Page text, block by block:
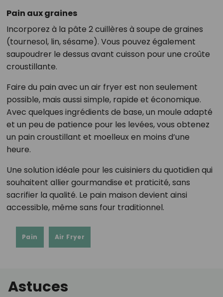
Pain aux graines
Incorporez à la pâte 2 cuillères à soupe de graines
(tournesol, lin, sésame). Vous pouvez également
saupoudrer le dessus avant cuisson pour une croûte
croustillante.
Faire du pain avec un air fryer est non seulement
possible, mais aussi simple, rapide et économique.
Avec quelques ingrédients de base, un moule adapté
et un peu de patience pour les levées, vous obtenez
un pain croustillant et moelleux en moins d’une
heure.
Une solution idéale pour les cuisiniers du quotidien qui
souhaitent allier gourmandise et praticité, sans
sacrifier la qualité. Le pain maison devient ainsi
accessible, même sans four traditionnel.
Pain Air Fryer
Astuces